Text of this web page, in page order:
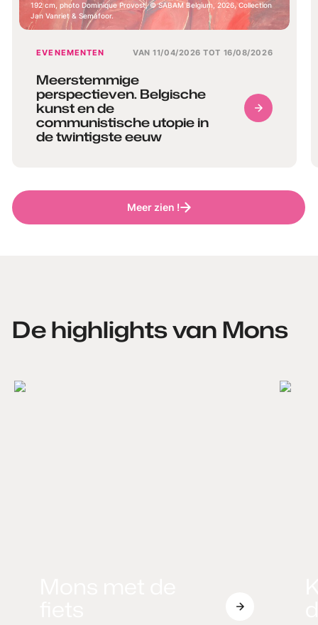
Meer zien !
192 cm, photo Dominique Provost, © SABAM Belgium, 2026, Collection
Jan Vanriet & Semafoor.
EVENEMENTEN VAN 11/04/2026 TOT 16/08/2026
Meerstemmige
perspectieven. Belgische
kunst en de
communistische utopie in
de twintigste eeuw
De highlights van Mons